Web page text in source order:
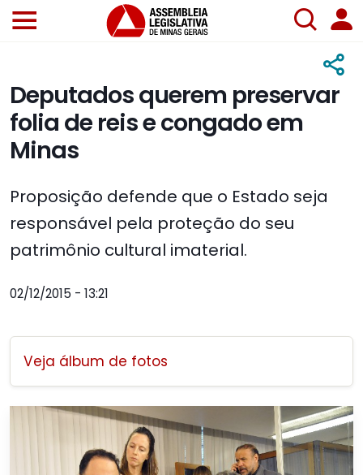
Deputados querem preservar
folia de reis e congado em
Minas
Proposição defende que o Estado seja
responsável pela proteção do seu
patrimônio cultural imaterial.
02/12/2015 - 13:21
Veja álbum de fotos